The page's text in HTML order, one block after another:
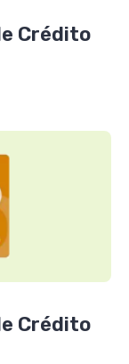
Crédito
Crédito